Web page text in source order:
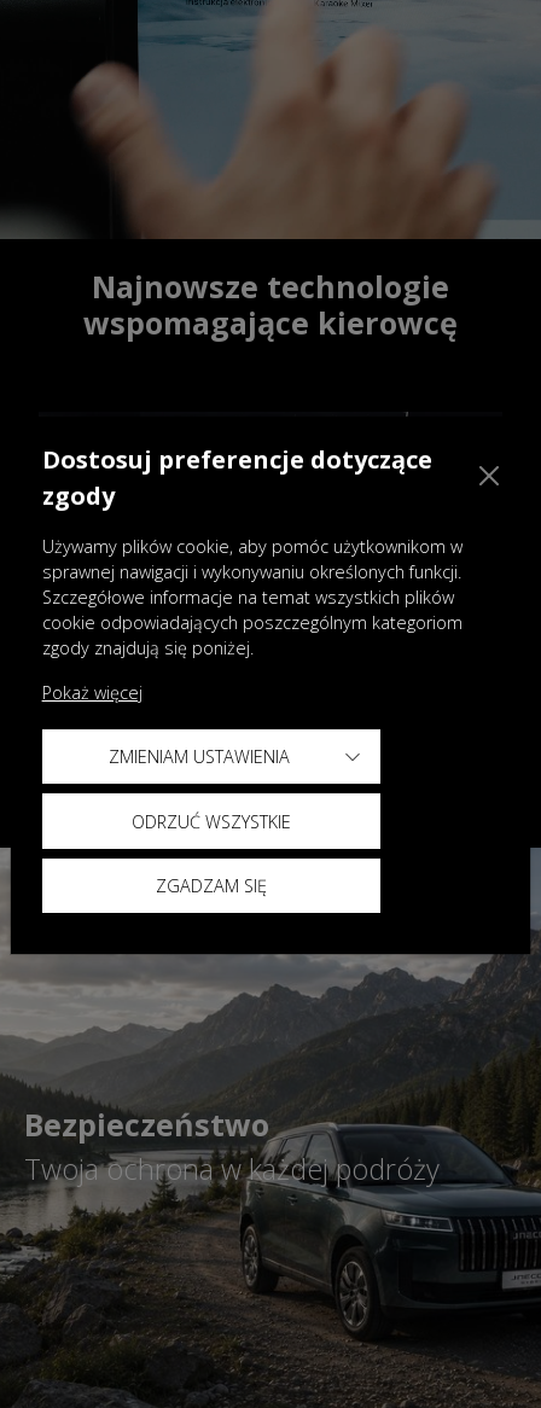
Najnowsze technologie
wspomagające kierowcę
Ładowarka bezprzewodowa o dużej
mocy, do 50 W, zadba o naładowanie
Twojego telefonu. Pozostań w
kontakcie bez uciążliwych kabli.
Bezpieczeństwo
Twoja ochrona w każdej podróży
Dostosuj preferencje dotyczące
zgody
Używamy plików cookie, aby pomóc użytkownikom w
sprawnej nawigacji i wykonywaniu określonych funkcji.
Szczegółowe informacje na temat wszystkich plików
cookie odpowiadających poszczególnym kategoriom
zgody znajdują się poniżej.
Pokaż więcej
ZMIENIAM USTAWIENIA
ODRZUĆ WSZYSTKIE
ZGADZAM SIĘ